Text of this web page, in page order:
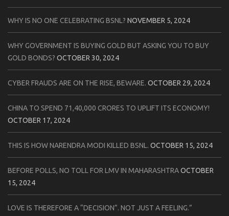
WHY IS NO ONE CELEBRATING BSNL? NOVEMBER 5, 2024
WHY GOVERNMENT IS BUYING GOLD BUT ASKING YOU TO BUY
GOLD BONDS? OCTOBER 30, 2024
CYBER FRAUDS ARE ON THE RISE, BEWARE. OCTOBER 29, 2024
CHINA TO SPEND 71,40,000 CRORES TO UPLIFT ITS ECONOMY!
OCTOBER 17, 2024
THIS IS HOW NARENDRA MODI KILLED BSNL. OCTOBER 15, 2024
BEFORE POLLS, NO TOLL FOR LMV IN MAHARASHTRAOCTOBER
15, 2024
LOVE IS THEREFORE A “DECISION”. NOT JUST A FEELING.”